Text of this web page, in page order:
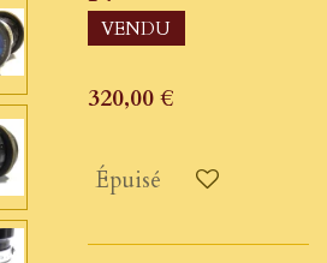
VENDU
320,00 €
Épuisé